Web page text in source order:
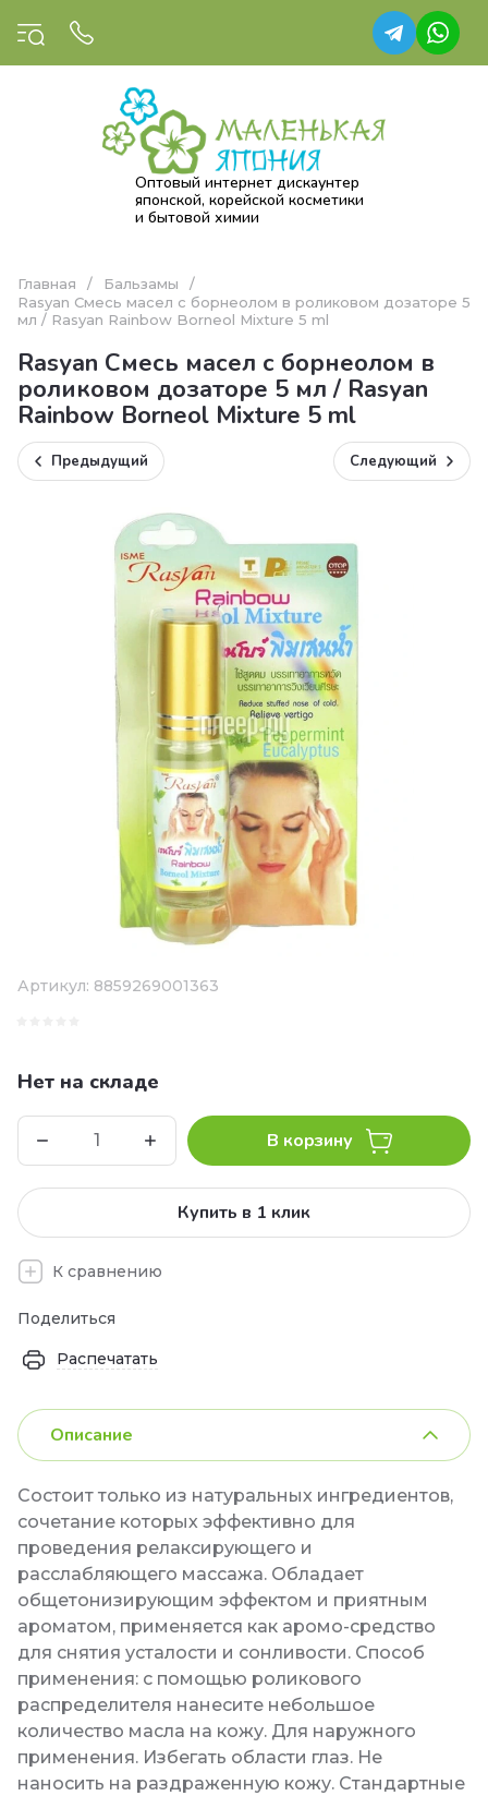
Оптовый интернет дискаунтер
японской, корейской косметики
и бытовой химии
Главная / Бальзамы
/
Rasyan Смесь масел с борнеолом в роликовом дозаторе 5
мл / Rasyan Rainbow Borneol Mixture 5 ml
Rasyan Смесь масел с борнеолом в
роликовом дозаторе 5 мл / Rasyan
Rainbow Borneol Mixture 5 ml
Предыдущий Следующий
Артикул: 8859269001363
Нет на складе
В корзину
Купить в 1 клик
К сравнению
Поделиться
Распечатать
Описание
Состоит только из натуральных ингредиентов,
сочетание которых эффективно для
проведения релаксирующего и
расслабляющего массажа. Обладает
общетонизирующим эффектом и приятным
ароматом, применяется как аромо-средство
для снятия усталости и сонливости. Способ
применения: с помощью роликового
распределителя нанесите небольшое
количество масла на кожу. Для наружного
применения. Избегать области глаз. Не
наносить на раздраженную кожу. Стандартные